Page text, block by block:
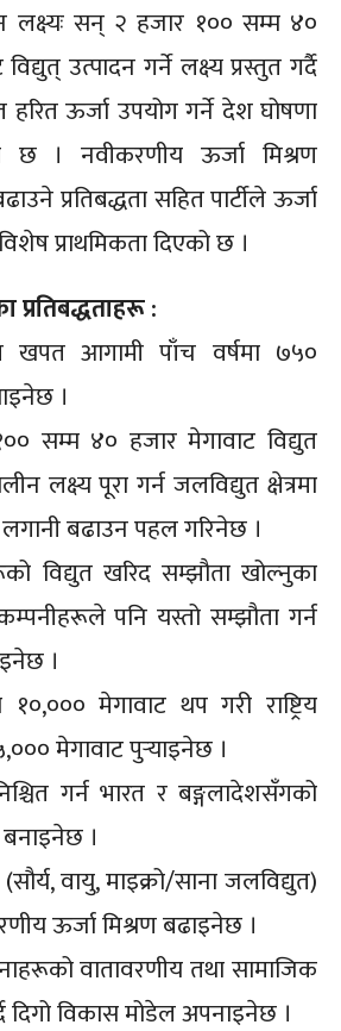
लक्ष्यः सन् २ हजार १०० सम्म ४०
उत्पादन गर्ने लक्ष्य प्रस्तुत गर्दै
ऊर्जा उपयोग गर्ने देश घोषणा
छ । नवीकरणीय ऊर्जा मिश्रण
प्रतिबद्धता सहित पार्टीले ऊर्जा
प्राथमिकता दिएको छ ।
प्रतिबद्धताहरू :
खपत आगामी पाँच वर्षमा ७५०
।
सम्म ४० हजार मेगावाट विद्युत
लक्ष्य पूरा गर्न जलविद्युत क्षेत्रमा
बढाउन पहल गरिनेछ ।
विद्युत खरिद सम्झौता खोल्नुका
पनि यस्तो सम्झौता गर्न
।
मेगावाट थप गरी राष्ट्रिय
मेगावाट पुर्‍याइनेछ ।
गर्न भारत र बङ्गलादेशसँगको
बनाइनेछ ।
वायु, माइक्रो/साना जलविद्युत)
ऊर्जा मिश्रण बढाइनेछ ।
वातावरणीय तथा सामाजिक
दिगो विकास मोडेल अपनाइनेछ ।